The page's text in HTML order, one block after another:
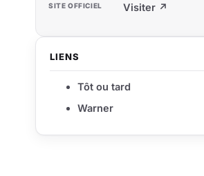
SITE OFFICIEL Visiter ↗
LIENS
Tôt ou tard
Warner